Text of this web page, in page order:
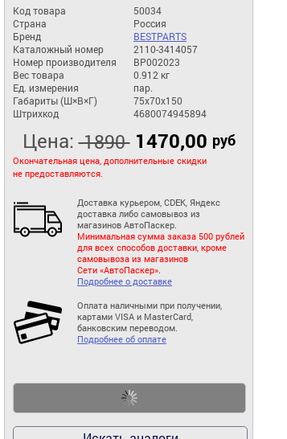
Код товара
50034
Страна
Россия
Бренд
BESTPARTS
Каталожный номер
2110-3414057
Номер производителя
BP002023
Вес товара
0.912 кг
Ед. измерения
пар.
Габариты (Ш×В×Г)
75x70x150
Штрихкод
4680074945894
Цена:1890 1470,00 руб
Окончательная цена, дополнительные скидки
не предоставляются.
Доставка курьером, CDEK, Яндекс
доставка либо самовывоз из
магазинов АвтоПаскер.
Минимальная сумма заказа 500 рублей
для всех способов доставки, кроме
самовывоза из магазинов
Сети «АвтоПаскер».
Подробнее о доставке
Оплата наличными при получении,
картами VISA и MasterCard,
банковским переводом.
Подробнее об оплате